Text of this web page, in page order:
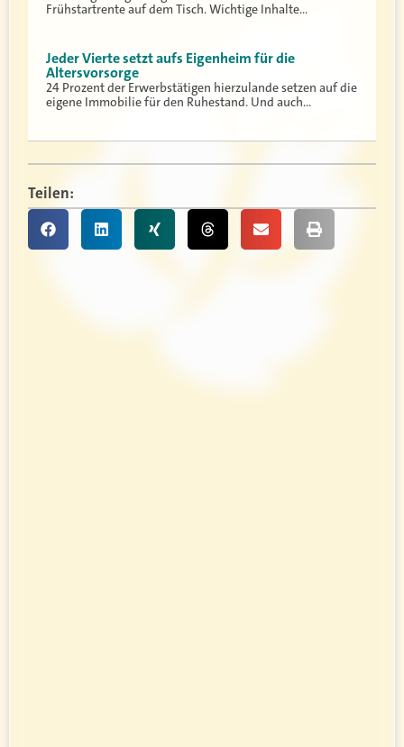
Frühstartrente auf dem Tisch. Wichtige Inhalte…
Jeder Vierte setzt aufs Eigenheim für die
Altersvorsorge
24 Prozent der Erwerbstätigen hierzulande setzen auf die
eigene Immobilie für den Ruhestand. Und auch…
Teilen: